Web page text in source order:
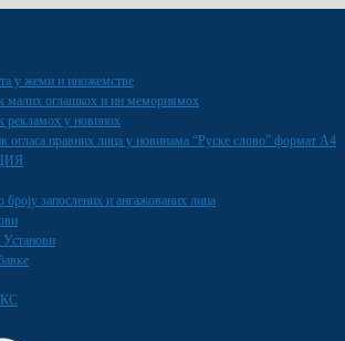
у жеми и иножемстве
малих оглашкох и ин мемориямох
рекламох у новинох
огласа правних лица у новинама “Руске слово” формат A4
броју запослених и ангажованих лица
Установи